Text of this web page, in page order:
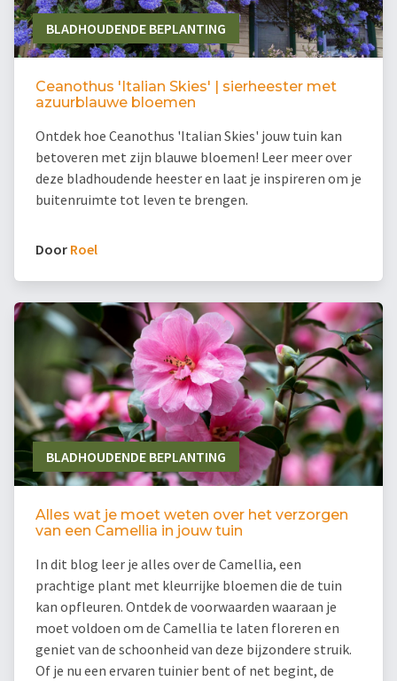
BLADHOUDENDE BEPLANTING
Ceanothus 'Italian Skies' | sierheester met
azuurblauwe bloemen
Ontdek hoe Ceanothus 'Italian Skies' jouw tuin kan
betoveren met zijn blauwe bloemen! Leer meer over
deze bladhoudende heester en laat je inspireren om je
buitenruimte tot leven te brengen.
Door Roel
BLADHOUDENDE BEPLANTING
Alles wat je moet weten over het verzorgen
van een Camellia in jouw tuin
In dit blog leer je alles over de Camellia, een
prachtige plant met kleurrijke bloemen die de tuin
kan opfleuren. Ontdek de voorwaarden waaraan je
moet voldoen om de Camellia te laten floreren en
geniet van de schoonheid van deze bijzondere struik.
Of je nu een ervaren tuinier bent of net begint, de